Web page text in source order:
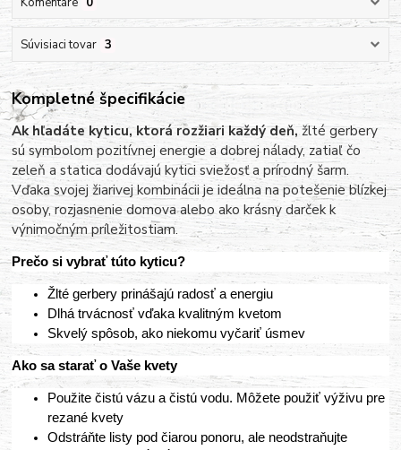
Súvisiaci tovar 3
Kompletné špecifikácie
Ak hľadáte kyticu, ktorá rozžiari každý deň,žlté gerbery
sú symbolom pozitívnej energie a dobrej nálady, zatiaľ čo
zeleň a statica dodávajú kytici sviežosť a prírodný šarm.
Vďaka svojej žiarivej kombinácii je ideálna na potešenie blízkej
osoby, rozjasnenie domova alebo ako krásny darček k
výnimočným príležitostiam.
Prečo si vybrať túto kyticu?
Žlté gerbery prinášajú radosť a energiu
Dlhá trvácnosť vďaka kvalitným kvetom
Skvelý spôsob, ako niekomu vyčariť úsmev
Ako sa starať o Vaše kvety
Použite čistú vázu a čistú vodu. Môžete použiť výživu pre
rezané kvety
Odstráňte listy pod čiarou ponoru, ale neodstraňujte